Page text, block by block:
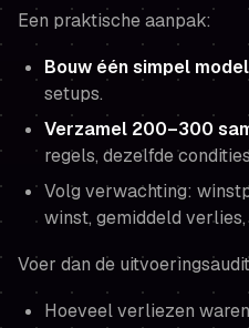
Een praktische aanpak:
Bouw één simpel
setups.
Verzamel 200–300
regels, dezelfde
Volg verwachting:
winst, gemiddeld
Voer dan de
Hoeveel verliezen